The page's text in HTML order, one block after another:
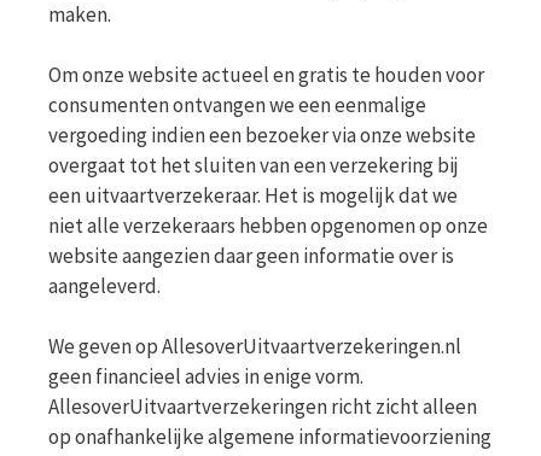
maken.
Om onze website actueel en gratis te houden voor
consumenten ontvangen we een eenmalige
vergoeding indien een bezoeker via onze website
overgaat tot het sluiten van een verzekering bij
een uitvaartverzekeraar. Het is mogelijk dat we
niet alle verzekeraars hebben opgenomen op onze
website aangezien daar geen informatie over is
aangeleverd.
We geven op AllesoverUitvaartverzekeringen.nl
geen financieel advies in enige vorm.
AllesoverUitvaartverzekeringen richt zicht alleen
op onafhankelijke algemene informatievoorziening